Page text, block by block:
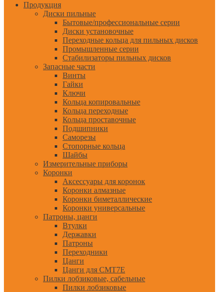
Продукция
Диски пильные
Бытовые/профессиональные серии
Диски установочные
Переходные кольца для пильных дисков
Промышленные серии
Стабилизаторы пильных дисков
Запасные части
Винты
Гайки
Ключи
Кольца копировальные
Кольца переходные
Кольца проставочные
Подшипники
Саморезы
Стопорные кольца
Шайбы
Измерительные приборы
Коронки
Аксессуары для коронок
Коронки алмазные
Коронки биметаллические
Коронки универсальные
Патроны, цанги
Втулки
Державки
Патроны
Переходники
Цанги
Цанги для CMT7E
Пилки лобзиковые, сабельные
Пилки лобзиковые